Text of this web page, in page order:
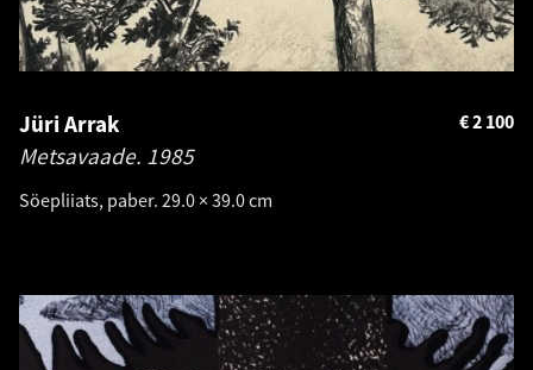
Jüri Arrak
Metsavaade. 1985
Söepliiats, paber. 29.0 × 39.0 cm
2 100
€